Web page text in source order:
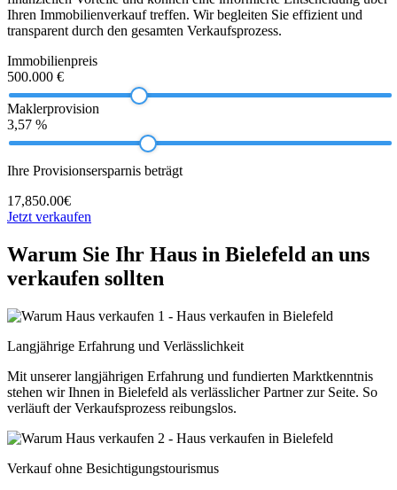
Ihren Immobilienverkauf treffen. Wir begleiten Sie effizient und
transparent durch den gesamten Verkaufsprozess.
Immobilienpreis
500.000 €
Maklerprovision
3,57 %
Ihre Provisionsersparnis beträgt
17,850.00€
Jetzt verkaufen
Warum Sie Ihr Haus in Bielefeld an uns
verkaufen sollten
Langjährige Erfahrung und Verlässlichkeit
Mit unserer langjährigen Erfahrung und fundierten Marktkenntnis
stehen wir Ihnen in Bielefeld als verlässlicher Partner zur Seite. So
verläuft der Verkaufsprozess reibungslos.
Verkauf ohne Besichtigungstourismus